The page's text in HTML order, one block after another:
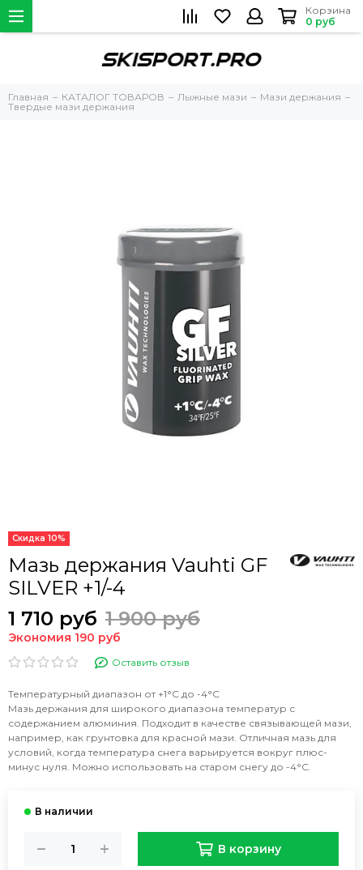
Корзина
0 руб
Главная КАТАЛОГ ТОВАРОВ Лыжные мази
Мази держания
Твердые мази держания
Скидка 10%
Мазь держания Vauhti GF
SILVER +1/-4
1 710 руб 1 900 руб
Экономия 190 руб
Оставить отзыв
Температурный диапазон от +1°С до -4°С
Мазь держания для широкого диапазона температур с
содержанием алюминия. Подходит в качестве связывающей мази,
например, как грунтовка для красной мази. Отличная мазь для
условий, когда температура снега варьируется вокруг плюс-
минус нуля. Можно использовать на старом снегу до -4°C.
В корзину